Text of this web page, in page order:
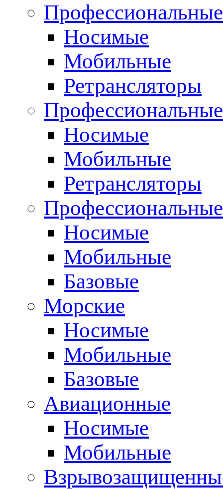
Носимые
Мобильные
Ретрансляторы
Носимые
Мобильные
Ретрансляторы
Носимые
Мобильные
Базовые
Морские
Носимые
Мобильные
Базовые
Авиационные
Носимые
Мобильные